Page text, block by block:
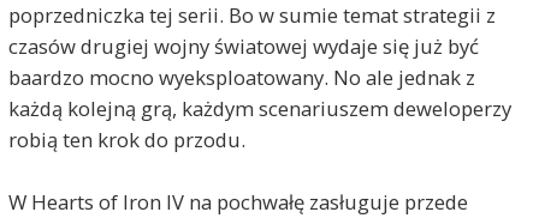
poprzedniczka tej serii. Bo w sumie temat strategii z
czasów drugiej wojny światowej wydaje się już być
baardzo mocno wyeksploatowany. No ale jednak z
każdą kolejną grą, każdym scenariuszem deweloperzy
robią ten krok do przodu.
W Hearts of Iron IV na pochwałę zasługuje przede